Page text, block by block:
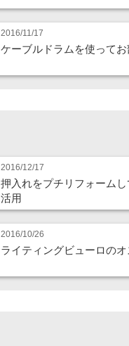
2016/11/17
ケーブルドラムを使ってお
2016/12/17
押入れをプチリフォーム
活用
2016/10/26
ライティングビューロのオ